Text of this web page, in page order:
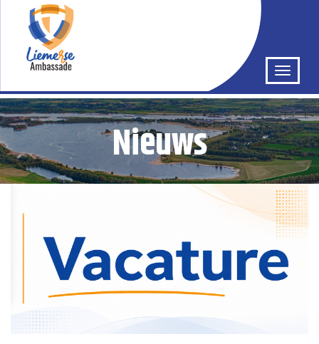
Nieuws